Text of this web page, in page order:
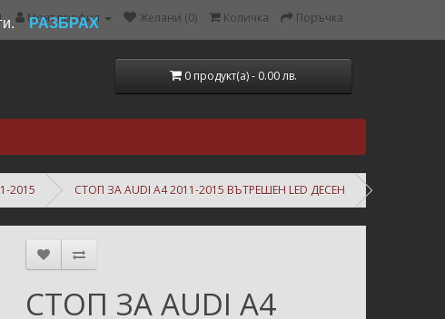
Моят профил Желани (0) Количка Поръчка
0 продукт(а) - 0.00 лв.
2015 СТОП ЗА AUDI A4 2011-2015 ВЪТРЕШЕН LED ДЕСЕН
СТОП ЗА AUDI A4
РАЗБРАХ